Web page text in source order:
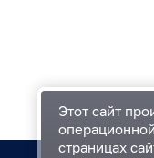
Этот сайт
страницах